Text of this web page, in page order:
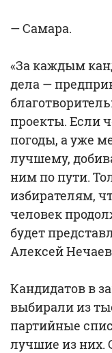
— Самара.
«За каждым
дела —
проекты. Если
погоды, а уже
лучшему,
ним по пути.
избирателям,
человек
будет
Алексей
Кандидатов в
выбирали из
партийные
лучшие из них.